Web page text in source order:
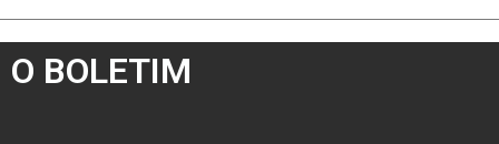
O BOLETIM